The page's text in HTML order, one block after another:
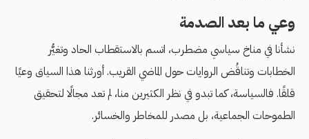
وعي ما بعد الصدمة
نشأنا في مناخ سياسي مضطرب، اتسم بالاستقطاب الحاد وتغيُّر
الخطابات وتناقُض الروايات حول الماضي القريب. أورثنا هذا السياق وعيًا
قلقًا. فالسياسة، كما تبدو في نظر الكثيرين منا، لم تعد مجالًا لتحقيق
الطموحات الجماعية، بل مصدر للمخاطر والخسائر.